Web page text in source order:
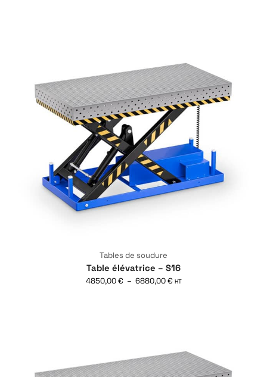
Tables de soudure
Table élévatrice – S16
4850,00€ – 6880,00€ HT